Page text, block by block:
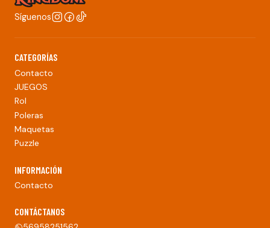
Síguenos
CATEGORÍAS
Contacto
JUEGOS
Rol
Poleras
Maquetas
Puzzle
INFORMACIÓN
Contacto
CONTÁCTANOS